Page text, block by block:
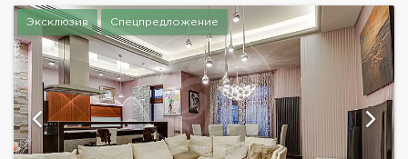
Эксклюзив Спецпредложение